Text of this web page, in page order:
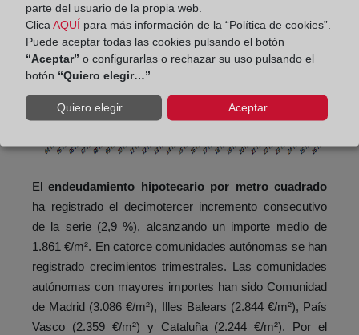
Elendeudamiento hipotecario por metro cuadrado
ha registrado el decimotercer incremento consecutivo
de la serie (2,9 %), alcanzando un importe medio de
1.861 €/m². En catorce comunidades autónomas se han
registrado crecimientos trimestrales. Las comunidades
autónomas con mayores importes han sido Comunidad
de Madrid (3.086 €/m²), Illes Balears (2.844 €/m²), País
Vasco (2.359 €/m²) y Cataluña (2.244 €/m²). Por el
parte del usuario de la propia web.
Clica AQUÍ para más información de la “Política de cookies”.
Puede aceptar todas las cookies pulsando el botón
“Aceptar” o configurarlas o rechazar su uso pulsando el
botón “Quiero elegir…”
Quiero elegir... Aceptar